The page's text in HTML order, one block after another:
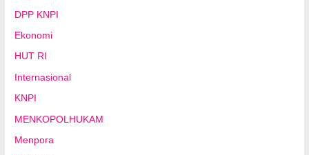
DPP KNPI
Ekonomi
HUT RI
Internasional
KNPI
MENKOPOLHUKAM
Menpora